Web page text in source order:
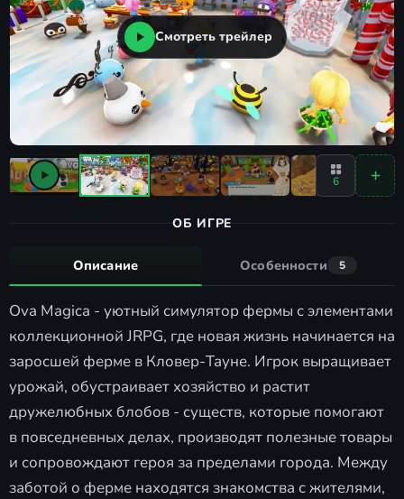
Смотреть трейлер
6
ОБ ИГРЕ
Описание Особенности 5
Ova Magica - уютный симулятор фермы с элементами
коллекционной JRPG, где новая жизнь начинается на
заросшей ферме в Кловер-Тауне. Игрок выращивает
урожай, обустраивает хозяйство и растит
дружелюбных блобов - существ, которые помогают
в повседневных делах, производят полезные товары
и сопровождают героя за пределами города. Между
заботой о ферме находятся знакомства с жителями,